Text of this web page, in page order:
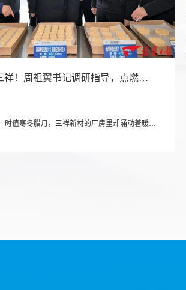
政策暖风拂三祥！周祖翼书记调研指导，点燃新材料企业创新发展 “新引擎”!
2025年1月10日，时值寒冬腊月，三祥新材的厂房里却涌动着暖流。福建省委书记周祖翼在省委常委、秘书长吴偕林的陪同下，亲临三祥新材调研指导工作。公司董事长夏鹏率管理团队热情接待并全程陪同调研，现场气氛热烈而庄重。